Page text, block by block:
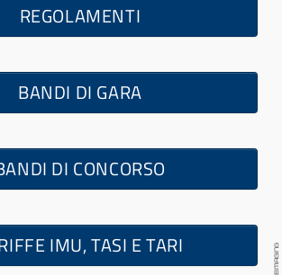
REGOLAMENTI
BANDI DI GARA
DI CONCORSO
IMU, TASI E TARI